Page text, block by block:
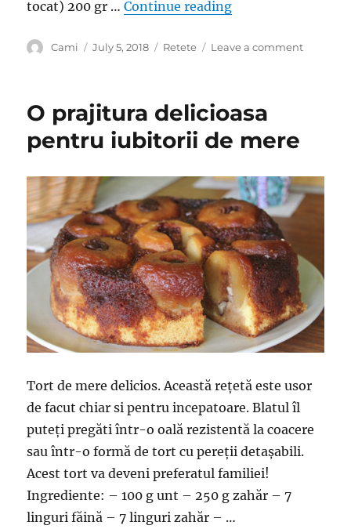
tocat) 200 gr …Continue reading“Vă mai aduceți
Author
Cami
Posted
July 5, 2018 Categories
Retete Leave a commenton
cu
prune
rețetă
simplă
O prajitura delicioasa
pentru iubitorii de mere
Tort de mere delicios. Această rețetă este usor
de facut chiar si pentru incepatoare. Blatul îl
puteți pregăti într-o oală rezistentă la coacere
sau într-o formă de tort cu pereții detașabili.
Acest tort va deveni preferatul familiei!
Ingrediente: – 100 g unt – 250 g zahăr – 7
linguri făină – 7 linguri zahăr – …